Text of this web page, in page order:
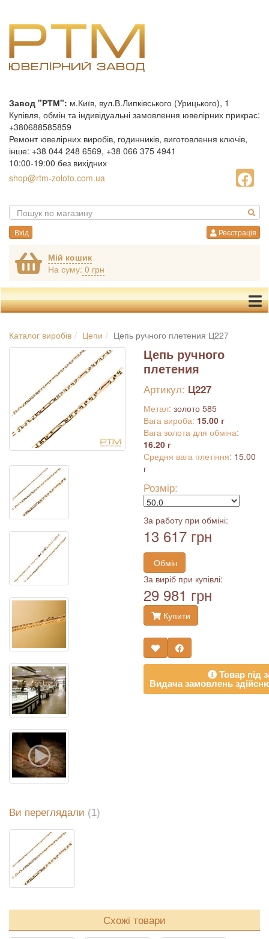
Завод "РТМ": м.Київ, вул.В.Липківського (Урицького), 1
Купівля, обмін та індивідуальні замовлення ювелірних прикрас:
+380688585859
Ремонт ювелірних виробів, годинників, виготовлення ключів,
інше: +38 044 248 6569, +38 066 375 4941
10:00-19:00 без вихідних
shop@rtm-zoloto.com.ua
Вхід Реєстрація
Мій кошик
На суму: 0 грн
Каталог виробів Цепи Цепь ручного плетения Ц227
Цепь ручного
плетения
Артикул: Ц227
Метал: золото 585
Вага вироба: 15.00 г
Вага золота для обміна:
16.20 г
Средня вага плетіння: 15.00
г
Розмір:
За работу при обміні:
13 617 грн
Обмін
За виріб при купівлі:
29 981 грн
Купити
Товар під
Видача замовлень
Ви переглядали (1)
Схожі товари